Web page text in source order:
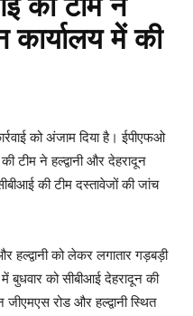
कार्यालय में की
को अंजाम दिया है। ईपीएफओ
टीम ने हल्द्वानी और देहरादून
की टीम दस्तावेजों की जांच
हल्द्वानी को लेकर लगातार गड़बड़ी
बुधवार को सीबीआई देहरादून की
रोड और हल्द्वानी स्थित